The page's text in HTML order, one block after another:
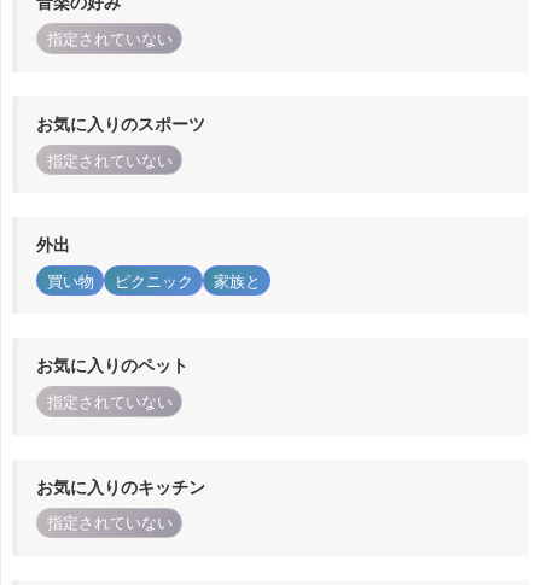
指定されていない
お気に入りのスポーツ
指定されていない
外出
買い物 ピクニック 家族と
お気に入りのペット
指定されていない
お気に入りのキッチン
指定されていない